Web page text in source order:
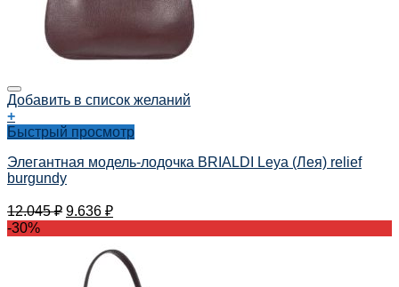
Добавить в список желаний
+
Быстрый просмотр
Элегантная модель-лодочка BRIALDI Leya (Лея) relief
burgundy
12.045₽ 9.636 ₽
-30%